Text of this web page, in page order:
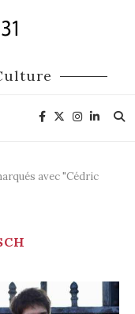
avec "Cédric